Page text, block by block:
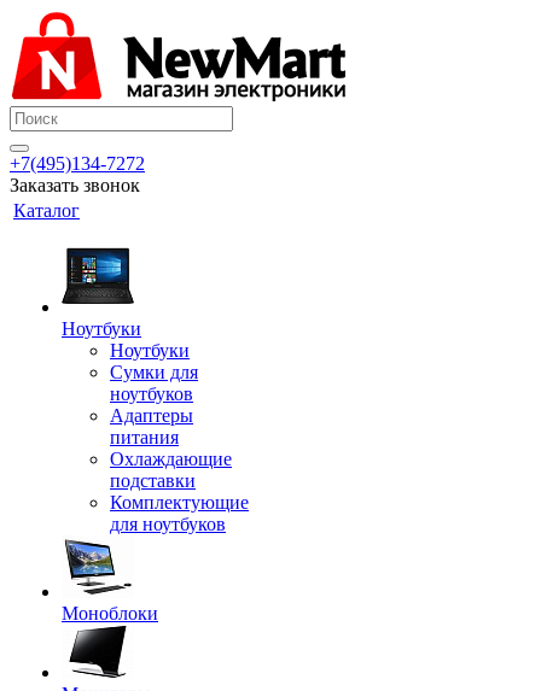
+7(495)134-7272
Заказать звонок
Каталог
Ноутбуки
Ноутбуки
Сумки для
ноутбуков
Адаптеры
питания
Охлаждающие
подставки
Комплектующие
для ноутбуков
Моноблоки